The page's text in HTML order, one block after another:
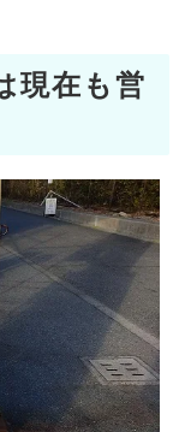
現在も営